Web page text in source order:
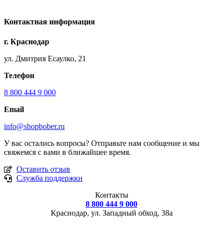
Контактная информация
г. Краснодар
ул. Дмитрия Есаулко, 21
Телефон
8 800 444 9 000
Email
info@shopbober.ru
У вас остались вопросы? Отправьте нам сообщение и мы
свяжемся с вами в ближайшее время.
Оставить отзыв
Служба поддержки
Контакты
8 800 444 9 000
Краснодар, ул. Западный обход, 38а